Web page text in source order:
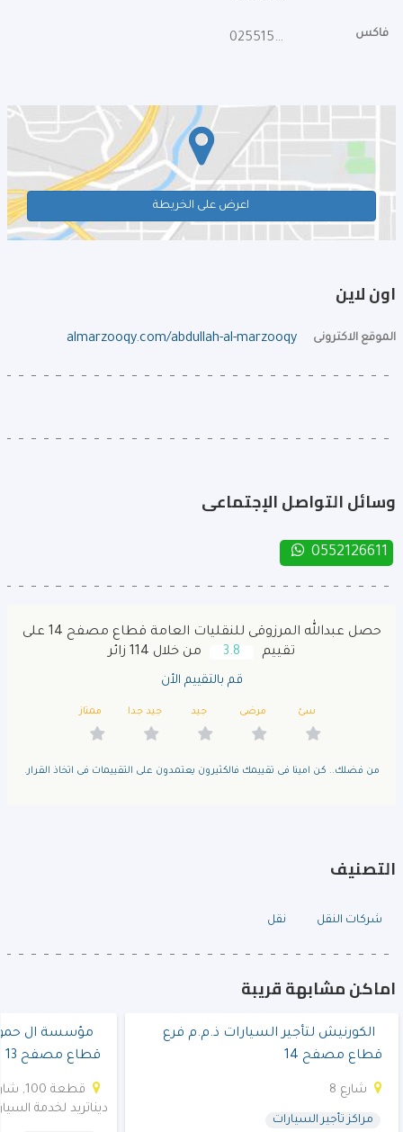
فاكس 025515571
اعرض على الخريطة
اون لاين
الموقع الاكترونى almarzooqy.com/abdullah-al-marzooqy
وسائل التواصل الإجتماعى
0552126611
حصل عبدالله المرزوقى للنقليات العامة قطاع مصفح 14 على
تقييم
3.8 من خلال 114 زائر
قم بالتقييم الأن
سئ مرضى جيد جيد جدا ممتاز
من فضلك.. كن امينا فى تقييمك فالكثيرون يعتمدون على التقييمات فى اتخاذ القرار.
التصنيف
شركات النقل نقل
اماكن مشابهة قريبة
الكورنيش لتأجير السيارات ذ.م.م فرع
قطاع مصفح 14
شارع 8
مراكز تأجير السيارات
مؤسسة ال
قطاع مصفح 13
ديناتريد لخدمة